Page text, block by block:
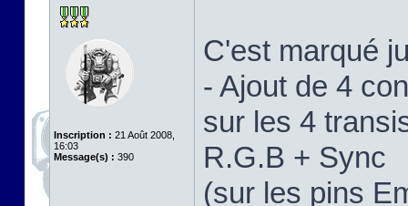
Inscription : 21 Août 2008,
16:03
Message(s) : 390
C'est marqué
- Ajout de 4
sur les 4
R.G.B + Sync
(sur les pins